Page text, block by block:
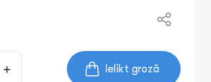
Ielikt grozā